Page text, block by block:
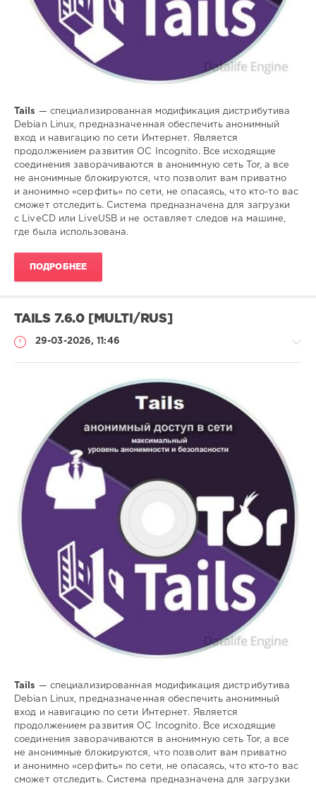
Tails — специализированная модификация дистрибутива
Debian Linux, предназначенная обеспечить анонимный
вход и навигацию по сети Интернет. Является
продолжением развития ОС Incognito. Все исходящие
соединения заворачиваются в анонимную сеть Tor, а все
не анонимные блокируются, что позволит вам приватно
и анонимно «серфить» по сети, не опасаясь, что кто-то вас
сможет отследить. Система предназначена для загрузки
с LiveCD или LiveUSB и не оставляет следов на машине,
где была использована.
ПОДРОБНЕЕ
TAILS 7.6.0 [MULTI/RUS]
29-03-2026, 11:46
Софт
SamDel
79
анонимная
навигация
сети,
Tails — специализированная модификация дистрибутива
Debian Linux, предназначенная обеспечить анонимный
вход и навигацию по сети Интернет. Является
продолжением развития ОС Incognito. Все исходящие
соединения заворачиваются в анонимную сеть Tor, а все
не анонимные блокируются, что позволит вам приватно
и анонимно «серфить» по сети, не опасаясь, что кто-то вас
сможет отследить. Система предназначена для загрузки